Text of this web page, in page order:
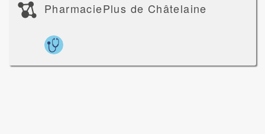
PharmaciePlus de Châtelaine